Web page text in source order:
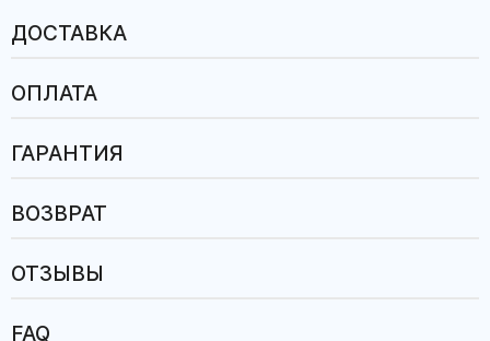
ДОСТАВКА
ОПЛАТА
ГАРАНТИЯ
ВОЗВРАТ
ОТЗЫВЫ
FAQ